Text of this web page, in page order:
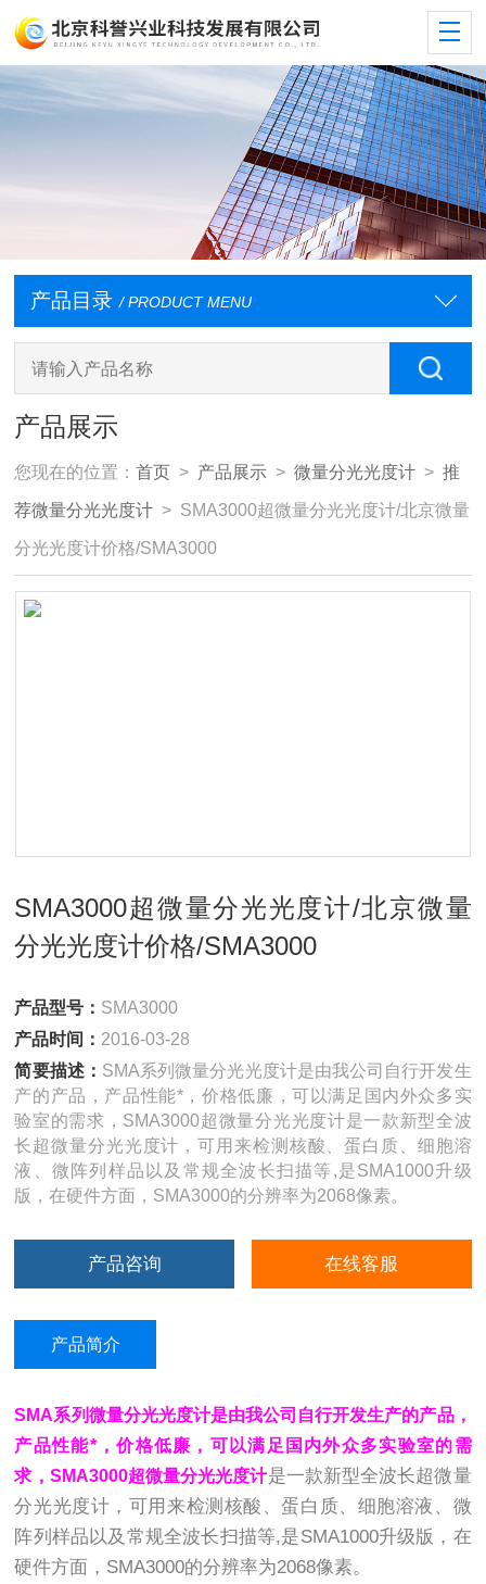
产品目录 / PRODUCT MENU
产品展示
您现在的位置：首页 > 产品展示 >微量分光光度计 >推
荐微量分光光度计 > SMA3000超微量分光光度计/北京微量
分光光度计价格/SMA3000
SMA3000超微量分光光度计/北京微量
分光光度计价格/SMA3000
产品型号： SMA3000
产品时间： 2016-03-28
简要描述： SMA系列微量分光光度计是由我公司自行开发生
产的产品，产品性能*，价格低廉，可以满足国内外众多实
验室的需求，SMA3000超微量分光光度计是一款新型全波
长超微量分光光度计，可用来检测核酸、蛋白质、细胞溶
液、微阵列样品以及常规全波长扫描等,是SMA1000升级
版，在硬件方面，SMA3000的分辨率为2068像素。
产品咨询 在线客服
产品简介
SMA系列微量分光光度计是由我公司自行开发生产的产品，
产品性能*，价格低廉，可以满足国内外众多实验室的需
求，SMA3000超微量分光光度计是一款新型全波长超微量
分光光度计，可用来检测核酸、蛋白质、细胞溶液、微
阵列样品以及常规全波长扫描等,是SMA1000升级版，在
硬件方面，SMA3000的分辨率为2068像素。